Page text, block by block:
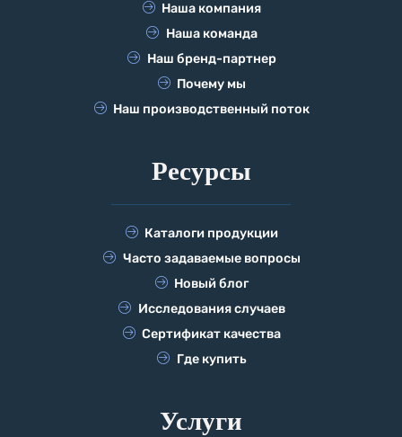
Наша компания
Наша команда
Наш бренд-партнер
Почему мы
Наш производственный поток
Ресурсы
Каталоги продукции
Часто задаваемые вопросы
Новый блог
Исследования случаев
Сертификат качества
Где купить
Услуги